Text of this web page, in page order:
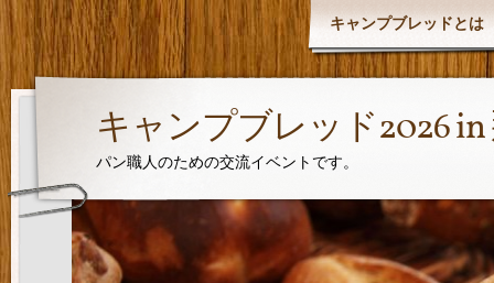
キャンプブレッドとは
キャンプブレッド2026
パン職人のための交流イベントです。